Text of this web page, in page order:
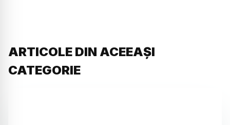
ARTICOLE DIN ACEEAȘI
CATEGORIE